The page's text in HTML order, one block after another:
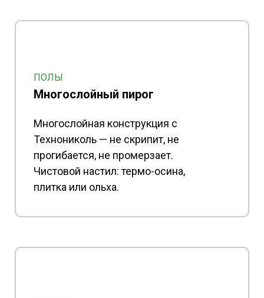
Многослойная конструкция с
Технониколь — не скрипит, не
прогибается, не промерзает.
Чистовой настил: термо-осина,
плитка или ольха.
Многослойный пирог
ПОЛЫ